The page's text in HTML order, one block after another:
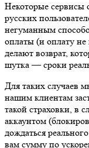
Некоторые сервисы
русских
негуманным
оплаты (и оплату
делают возврат,
шутка — сроки
Для таких
нашим клиентам
такой страховки, в
аккаунтом
дождаться
вам сумму по